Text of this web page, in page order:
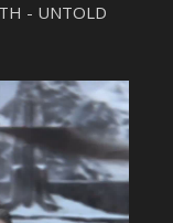
- UNTOLD